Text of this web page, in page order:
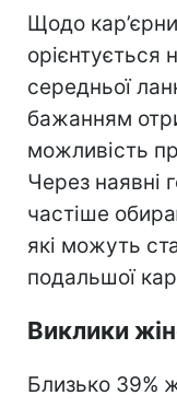
Щодо
орієнтується
середньої
бажанням
можливість
Через наявні
частіше
які можуть
подальшої
Виклики
Близько 39%